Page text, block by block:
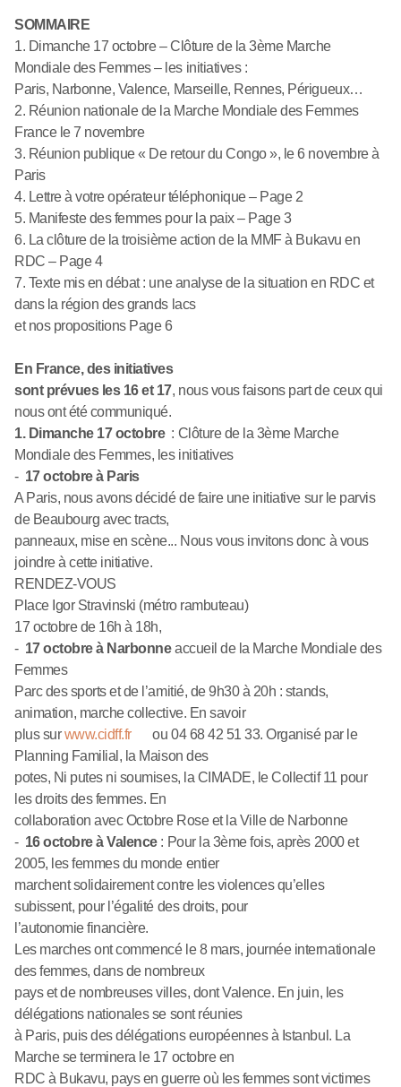
SOMMAIRE
1. Dimanche 17 octobre – Clôture de la 3ème Marche
Mondiale des Femmes – les initiatives :
Paris, Narbonne, Valence, Marseille, Rennes, Périgueux…
2. Réunion nationale de la Marche Mondiale des Femmes
France le 7 novembre
3. Réunion publique « De retour du Congo », le 6 novembre à
Paris
4. Lettre à votre opérateur téléphonique – Page 2
5. Manifeste des femmes pour la paix – Page 3
6. La clôture de la troisième action de la MMF à Bukavu en
RDC – Page 4
7. Texte mis en débat : une analyse de la situation en RDC et
dans la région des grands lacs
et nos propositions Page 6
En France, des initiatives
sont prévues les 16 et 17, nous vous faisons part de ceux qui
nous ont été communiqué.
1. Dimanche 17 octobre : Clôture de la 3ème Marche
Mondiale des Femmes, les initiatives
- 17 octobre à Paris
A Paris, nous avons décidé de faire une initiative sur le parvis
de Beaubourg avec tracts,
panneaux, mise en scène... Nous vous invitons donc à vous
joindre à cette initiative.
RENDEZ-VOUS
Place Igor Stravinski (métro rambuteau)
17 octobre de 16h à 18h,
- 17 octobre à Narbonneaccueil de la Marche Mondiale des
Femmes
Parc des sports et de l’amitié, de 9h30 à 20h : stands,
animation, marche collective. En savoir
plus surwww.cidff.fr
ou 04 68 42 51 33. Organisé par le
Planning Familial, la Maison des
potes, Ni putes ni soumises, la CIMADE, le Collectif 11 pour
les droits des femmes. En
collaboration avec Octobre Rose et la Ville de Narbonne
- 16 octobre à Valence: Pour la 3ème fois, après 2000 et
2005, les femmes du monde entier
marchent solidairement contre les violences qu’elles
subissent, pour l’égalité des droits, pour
l’autonomie financière.
Les marches ont commencé le 8 mars, journée internationale
des femmes, dans de nombreux
pays et de nombreuses villes, dont Valence. En juin, les
délégations nationales se sont réunies
à Paris, puis des délégations européennes à Istanbul. La
Marche se terminera le 17 octobre en
RDC à Bukavu, pays en guerre où les femmes sont victimes